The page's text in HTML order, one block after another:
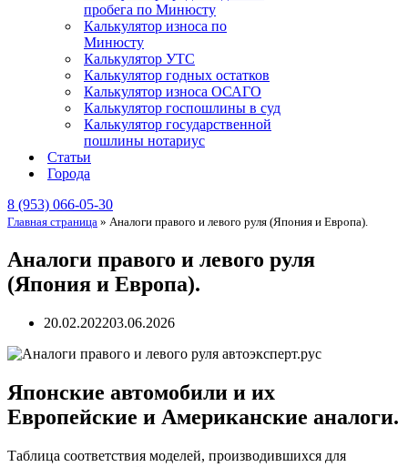
пробега по Минюсту
Калькулятор износа по
Минюсту
Калькулятор УТС
Калькулятор годных остатков
Калькулятор износа ОСАГО
Калькулятор госпошлины в суд
Калькулятор государственной
пошлины нотариус
Статьи
Города
8 (953) 066-05-30
Главная страница » Аналоги правого и левого руля (Япония и Европа).
Аналоги правого и левого руля
(Япония и Европа).
20.02.202203.06.2026
Японские автомобили и их
Европейские и Американские аналоги.
Таблица соответствия моделей, производившихся для